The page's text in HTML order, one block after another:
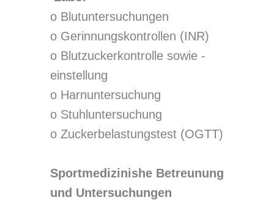
o Blutuntersuchungen
o Gerinnungskontrollen (INR)
o Blutzuckerkontrolle sowie -
einstellung
o Harnuntersuchung
o Stuhluntersuchung
o Zuckerbelastungstest (OGTT)
Sportmedizinishe Betreunung
und Untersuchungen